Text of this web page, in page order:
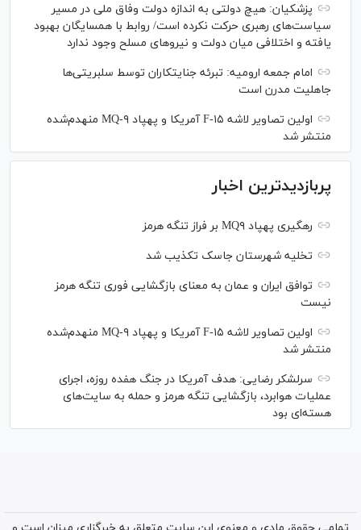
پزشکیان: هیچ دولتی به اندازه دولت وفاق ملی در مسیر
سیاست‌های رهبری حرکت نکرده است/ روابط با همسایگان بهبود
یافته و اختلافی میان دولت و نیروهای مسلح وجود ندارد
امام جمعه ارومیه: تبرئه جنایتکاران توسط سلبریتی‌ها
جاهلیت مدرن است
اولین تصاویر لاشه F-۱۵ آمریکا و پهپاد MQ-۹ منهدم‌شده
منتشر شد
پربازدیدترین اخبار
رهگیری پهپاد MQ۹ بر فراز تنگه هرمز
تخلیه شهرستان جاسک تکذیب شد
توافق ایران و عمان به معنای بازگشایی فوری تنگه هرمز
نیست
اولین تصاویر لاشه F-۱۵ آمریکا و پهپاد MQ-۹ منهدم‌شده
منتشر شد
سرلشکر رضایی: هدف آمریکا در جنگ هفده روزه، اجرای
عملیات هوابرد، بازگشایی تنگه هرمز و حمله به سایت‌های
هسته‌ای بود